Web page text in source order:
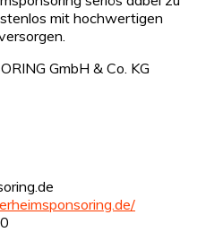
mit hochwertigen
GmbH & Co. KG